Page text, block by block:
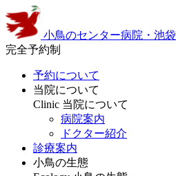
小鳥のセンター病院・池袋
完全予約制
予約について
当院について
Clinic 当院について
病院案内
ドクター紹介
診療案内
小鳥の生態